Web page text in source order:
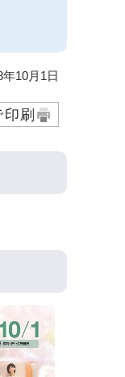
10月1日
刷